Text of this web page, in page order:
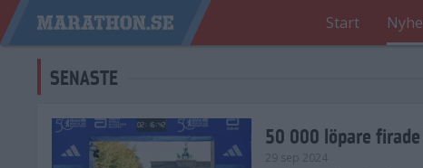
Start
SENASTE
50 000 löpare
29 sep 2024